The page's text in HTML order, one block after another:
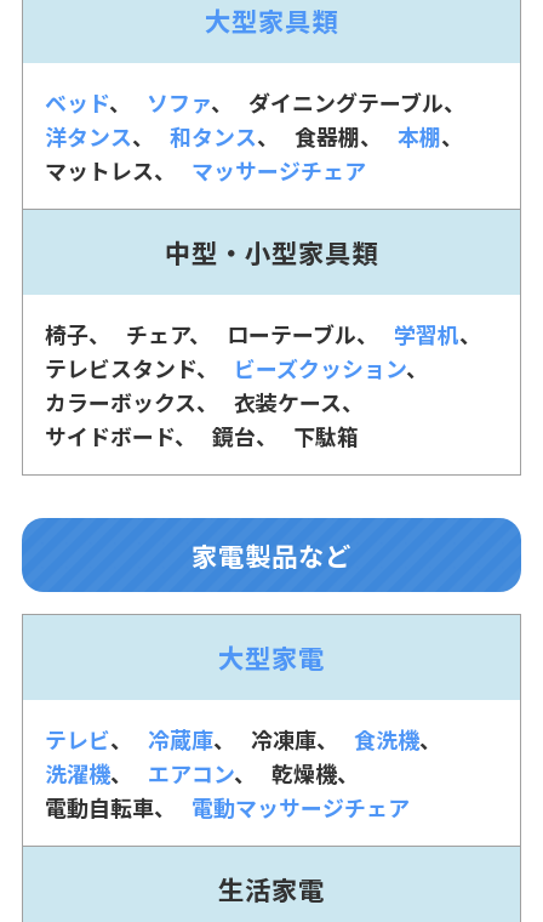
大型家具類
ベッド ソファ
ダイニングテーブル
洋タンス
和タンス 食器棚
本棚
マットレス
マッサージチェア
中型・小型家具類
椅子 チェア ローテーブル
学習机
テレビスタンド
ビーズクッション
カラーボックス
衣装ケース
サイドボード
鏡台 下駄箱
家電製品など
大型家電
テレビ 冷蔵庫 冷凍庫
食洗機
洗濯機
エアコン
乾燥機
電動自転車
電動マッサージチェア
生活家電